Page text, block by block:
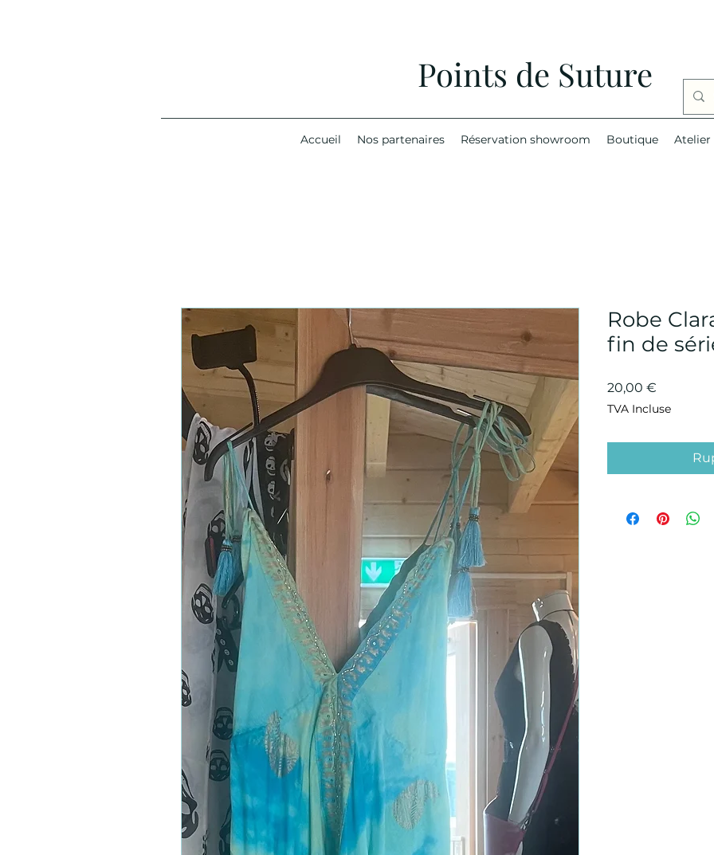
Points de Suture
Accueil Nos partenaires Réservation showroom Boutique Atelier
Robe
fin de
20,00 €
TVA Incluse